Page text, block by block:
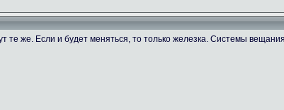
те же. Если и будет меняться, то только железка. Системы